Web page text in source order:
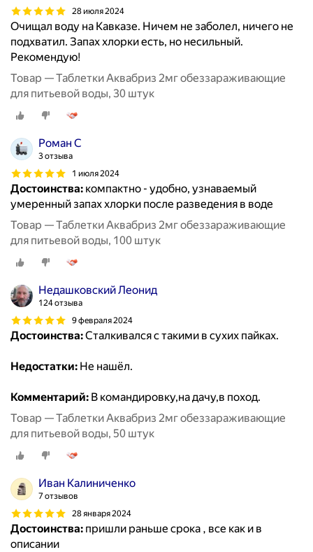
28 июля 2024
Очищал воду на Кавказе. Ничем не заболел, ничего не
подхватил. Запах хлорки есть, но несильный.
Рекомендую!
Товар — Таблетки Аквабриз 2мг обеззараживающие
для питьевой воды, 30 штук
Роман С
3 отзыва
1 июля 2024
Достоинства: компактно - удобно, узнаваемый
умеренный запах хлорки после разведения в воде
Товар — Таблетки Аквабриз 2мг обеззараживающие
для питьевой воды, 100 штук
Недашковский Леонид
124 отзыва
9 февраля 2024
Достоинства:Сталкивался с такими в сухих пайках.
Недостатки: Не нашёл.
Комментарий: В командировку,на дачу,в поход.
Товар — Таблетки Аквабриз 2мг обеззараживающие
для питьевой воды, 50 штук
Иван Калиниченко
7 отзывов
28 января 2024
Достоинства: пришли раньше срока , все как и в
описании